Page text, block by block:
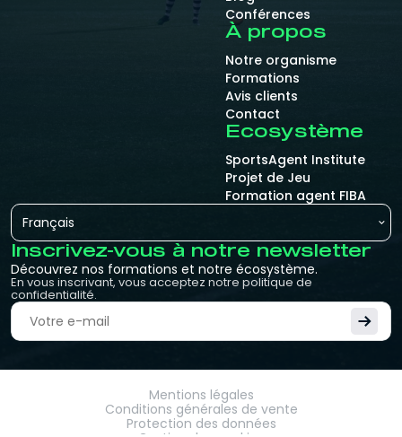
Conférences
À propos
Notre organisme
Formations
Avis clients
Contact
Ecosystème
SportsAgent Institute
Projet de Jeu
Formation agent FIBA
Français
Inscrivez-vous à notre newsletter
Découvrez nos formations et notre écosystème.
En vous inscrivant, vous acceptez notre politique de
confidentialité.
Mentions légales
Conditions générales de vente
Protection des données